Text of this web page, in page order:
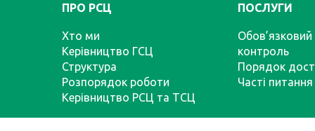
ПРО РСЦ
Хто ми
Керівництво ГСЦ
Структура
Розпорядок роботи
Керівництво РСЦ та ТСЦ
ПОСЛУГИ
Обов’язковий
контроль
Порядок
Часті питання